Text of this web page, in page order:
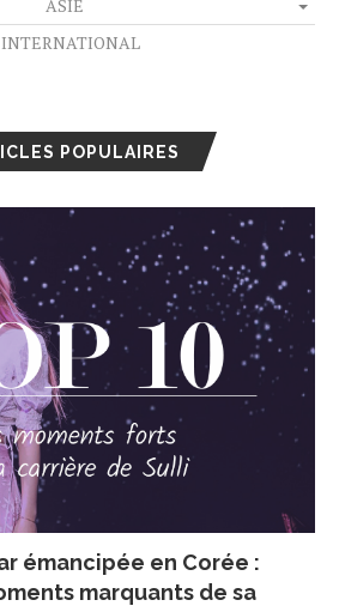
ASIE
INTERNATIONAL
POPULAIRES
émancipée en Corée :
marquants de sa